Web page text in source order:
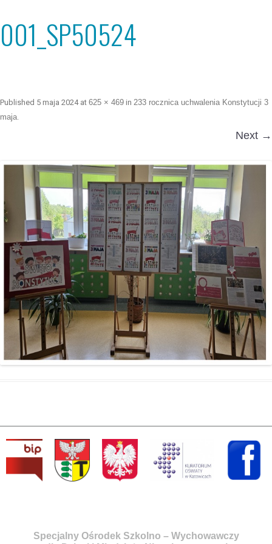
001_SP50524
Published 5 maja 2024at 625 × 469 in 233 rocznica uchwalenia Konstytucji 3
maja.
Next →
Specjalny Ośrodek Szkolno – Wychowawczy